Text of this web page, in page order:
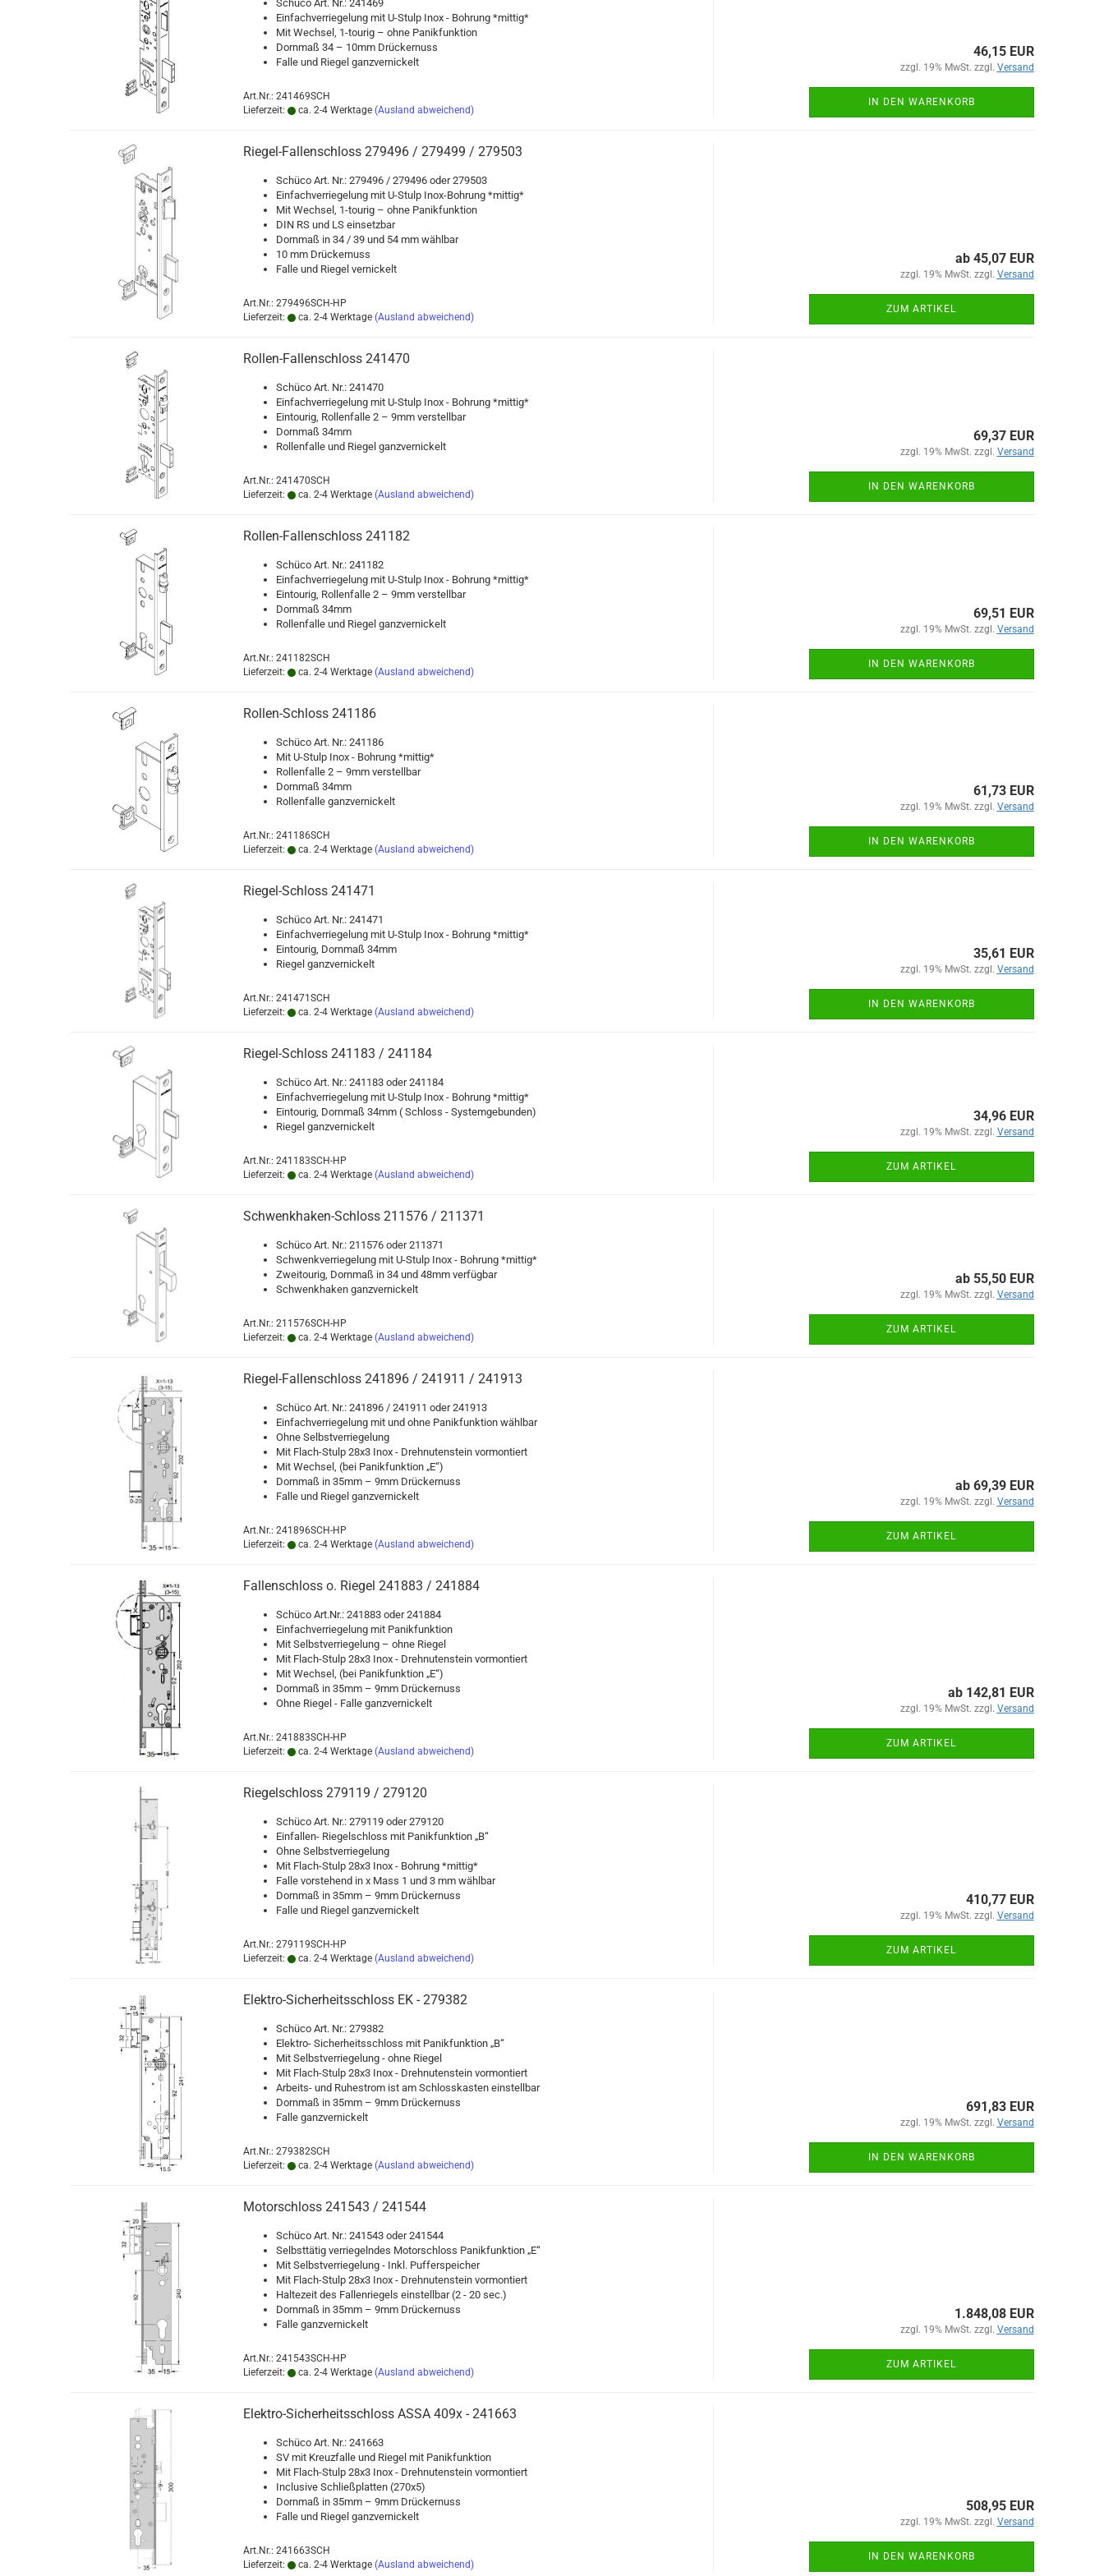
Schü­co Art. Nr.: 241469
Ein­fach­ver­rie­ge­lung mit U-​Stulp Inox - Boh­rung *mit­tig*
Mit Wech­sel, 1-​tourig – ohne Pa­nik­funk­ti­on
Dorn­maß 34 – 10mm Drü­cker­nuss
Falle und Rie­gel ganz­ver­ni­ckelt
Art.Nr.: 241469SCH
Lieferzeit:
ca. 2-4 Werktage (Ausland abweichend)
46,15 EUR
zzgl. 19% MwSt. zzgl. Versand
IN DEN WARENKORB
Riegel-​​Fal­len­schloss 279496 / 279499 / 279503
Schü­co Art. Nr.: 279496 / 279496 oder 279503
Ein­fach­ver­rie­ge­lung mit U-​Stulp Inox-​Bohrung *mit­tig*
Mit Wech­sel, 1-​tourig – ohne Pa­nik­funk­ti­on
DIN RS und LS ein­setz­bar
Dorn­maß in 34 / 39 und 54 mm wähl­bar
10 mm Drü­cker­nuss
Falle und Rie­gel ver­ni­ckelt
Art.Nr.: 279496SCH-HP
Lieferzeit:
ca. 2-4 Werktage (Ausland abweichend)
ab 45,07 EUR
zzgl. 19% MwSt. zzgl. Versand
ZUM ARTIKEL
Rollen-​​Fal­len­schloss 241470
Schü­co Art. Nr.: 241470
Ein­fach­ver­rie­ge­lung mit U-​Stulp Inox - Boh­rung *mit­tig*
Ein­tou­rig, Rol­len­fal­le 2 – 9mm ver­stell­bar
Dorn­maß 34mm
Rol­len­fal­le und Rie­gel ganz­ver­ni­ckelt
Art.Nr.: 241470SCH
Lieferzeit:
ca. 2-4 Werktage (Ausland abweichend)
69,37 EUR
zzgl. 19% MwSt. zzgl. Versand
IN DEN WARENKORB
Rollen-​​Fal­len­schloss 241182
Schü­co Art. Nr.: 241182
Ein­fach­ver­rie­ge­lung mit U-​Stulp Inox - Boh­rung *mit­tig*
Ein­tou­rig, Rol­len­fal­le 2 – 9mm ver­stell­bar
Dorn­maß 34mm
Rol­len­fal­le und Rie­gel ganz­ver­ni­ckelt
Art.Nr.: 241182SCH
Lieferzeit:
ca. 2-4 Werktage (Ausland abweichend)
69,51 EUR
zzgl. 19% MwSt. zzgl. Versand
IN DEN WARENKORB
Rollen-​​Schloss 241186
Schü­co Art. Nr.: 241186
Mit U-​Stulp Inox - Boh­rung *mit­tig*
Rol­len­fal­le 2 – 9mm ver­stell­bar
Dorn­maß 34mm
Rol­len­fal­le ganz­ver­ni­ckelt
Art.Nr.: 241186SCH
Lieferzeit:
ca. 2-4 Werktage (Ausland abweichend)
61,73 EUR
zzgl. 19% MwSt. zzgl. Versand
IN DEN WARENKORB
Riegel-​​Schloss 241471
Schü­co Art. Nr.: 241471
Ein­fach­ver­rie­ge­lung mit U-​Stulp Inox - Boh­rung *mit­tig*
Ein­tou­rig, Dorn­maß 34mm
Rie­gel ganz­ver­ni­ckelt
Art.Nr.: 241471SCH
Lieferzeit:
ca. 2-4 Werktage (Ausland abweichend)
35,61 EUR
zzgl. 19% MwSt. zzgl. Versand
IN DEN WARENKORB
Riegel-​​Schloss 241183 / 241184
Schü­co Art. Nr.: 241183 oder 241184
Ein­fach­ver­rie­ge­lung mit U-​Stulp Inox - Boh­rung *mit­tig*
Ein­tou­rig, Dorn­maß 34mm ( Schloss - Sys­tem­ge­bun­den)
Rie­gel ganz­ver­ni­ckelt
Art.Nr.: 241183SCH-HP
Lieferzeit:
ca. 2-4 Werktage (Ausland abweichend)
34,96 EUR
zzgl. 19% MwSt. zzgl. Versand
ZUM ARTIKEL
Schwenkhaken-​​Schloss 211576 / 211371
Schü­co Art. Nr.: 211576 oder 211371
Schwenk­ver­rie­ge­lung mit U-​Stulp Inox - Boh­rung *mit­tig*
Zwei­tou­rig, Dorn­maß in 34 und 48mm ver­füg­bar
Schwenk­ha­ken ganz­ver­ni­ckelt
Art.Nr.: 211576SCH-HP
Lieferzeit:
ca. 2-4 Werktage (Ausland abweichend)
ab 55,50 EUR
zzgl. 19% MwSt. zzgl. Versand
ZUM ARTIKEL
Riegel-​​Fal­len­schloss 241896 / 241911 / 241913
Schü­co Art. Nr.: 241896 / 241911 oder 241913
Ein­fach­ver­rie­ge­lung mit und ohne Pa­nik­funk­ti­on wähl­bar
Ohne Selbst­ver­rie­ge­lung
Mit Flach-​Stulp 28x3 Inox - Dreh­nu­ten­stein vor­mon­tiert
Mit Wech­sel, (bei Pa­nik­funk­ti­on „E“)
Dorn­maß in 35mm – 9mm Drü­cker­nuss
Falle und Rie­gel ganz­ver­ni­ckelt
Art.Nr.: 241896SCH-HP
Lieferzeit:
ca. 2-4 Werktage (Ausland abweichend)
ab 69,39 EUR
zzgl. 19% MwSt. zzgl. Versand
ZUM ARTIKEL
Fal­len­schloss o. Rie­gel 241883 / 241884
Schü­co Art.Nr.: 241883 oder 241884
Ein­fach­ver­rie­ge­lung mit Pa­nik­funk­ti­on
Mit Selbst­ver­rie­ge­lung – ohne Rie­gel
Mit Flach-​Stulp 28x3 Inox - Dreh­nu­ten­stein vor­mon­tiert
Mit Wech­sel, (bei Pa­nik­funk­ti­on „E“)
Dorn­maß in 35mm – 9mm Drü­cker­nuss
Ohne Rie­gel - Falle ganz­ver­ni­ckelt
Art.Nr.: 241883SCH-HP
Lieferzeit:
ca. 2-4 Werktage (Ausland abweichend)
ab 142,81 EUR
zzgl. 19% MwSt. zzgl. Versand
ZUM ARTIKEL
Rie­gel­schloss 279119 / 279120
Schü­co Art. Nr.: 279119 oder 279120
Einfallen-​ Rie­gel­schloss mit Pa­nik­funk­ti­on „B“
Ohne Selbst­ver­rie­ge­lung
Mit Flach-​Stulp 28x3 Inox - Boh­rung *mit­tig*
Falle vor­ste­hend in x Mass 1 und 3 mm wähl­bar
Dorn­maß in 35mm – 9mm Drü­cker­nuss
Falle und Rie­gel ganz­ver­ni­ckelt
Art.Nr.: 279119SCH-HP
Lieferzeit:
ca. 2-4 Werktage (Ausland abweichend)
410,77 EUR
zzgl. 19% MwSt. zzgl. Versand
ZUM ARTIKEL
Elektro-​​Si­cher­heits­schloss EK - 279382
Schü­co Art. Nr.: 279382
Elektro-​ Si­cher­heits­schloss mit Pa­nik­funk­ti­on „B“
Mit Selbst­ver­rie­ge­lung - ohne Rie­gel
Mit Flach-​Stulp 28x3 Inox - Dreh­nu­ten­stein vor­mon­tiert
Arbeits-​ und Ru­he­strom ist am Schloss­kas­ten ein­stell­bar
Dorn­maß in 35mm – 9mm Drü­cker­nuss
Falle ganz­ver­ni­ckelt
Art.Nr.: 279382SCH
Lieferzeit:
ca. 2-4 Werktage (Ausland abweichend)
691,83 EUR
zzgl. 19% MwSt. zzgl. Versand
IN DEN WARENKORB
Mo­tor­schloss 241543 / 241544
Schü­co Art. Nr.: 241543 oder 241544
Selbst­tä­tig ver­rie­geln­des Mo­tor­schloss Pa­nik­funk­ti­on „E“
Mit Selbst­ver­rie­ge­lung - Inkl. Puf­fer­spei­cher
Mit Flach-​Stulp 28x3 Inox - Dreh­nu­ten­stein vor­mon­tiert
Hal­te­zeit des Fal­len­rie­gels ein­stell­bar (2 - 20 sec.)
Dorn­maß in 35mm – 9mm Drü­cker­nuss
Falle ganz­ver­ni­ckelt
Art.Nr.: 241543SCH-HP
Lieferzeit:
ca. 2-4 Werktage (Ausland abweichend)
1.848,08 EUR
zzgl. 19% MwSt. zzgl. Versand
ZUM ARTIKEL
Elektro-​​Si­cher­heits­schloss ASSA 409x - 241663
Schü­co Art. Nr.: 241663
SV mit Kreuz­fal­le und Rie­gel mit Pa­nik­funk­ti­on
Mit Flach-​Stulp 28x3 Inox - Dreh­nu­ten­stein vor­mon­tiert
In­clu­si­ve Schließ­plat­ten (270x5)
Dorn­maß in 35mm – 9mm Drü­cker­nuss
Falle und Rie­gel ganz­ver­ni­ckelt
Art.Nr.: 241663SCH
Lieferzeit:
ca. 2-4 Werktage (Ausland abweichend)
508,95 EUR
zzgl. 19% MwSt. zzgl. Versand
IN DEN WARENKORB